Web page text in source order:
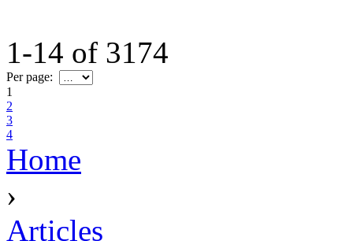
1-14 of 3174
Per page:
1
2
3
4
Home
›
Articles